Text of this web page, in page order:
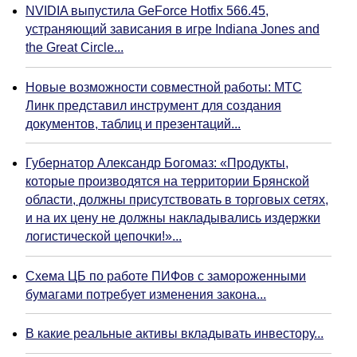
NVIDIA выпустила GeForce Hotfix 566.45,
устраняющий зависания в игре Indiana Jones and
the Great Circle...
Новые возможности совместной работы: МТС
Линк представил инструмент для создания
документов, таблиц и презентаций...
Губернатор Александр Богомаз: «Продукты,
которые производятся на территории Брянской
области, должны присутствовать в торговых сетях,
и на их цену не должны накладывались издержки
логистической цепочки!»...
Схема ЦБ по работе ПИФов с замороженными
бумагами потребует изменения закона...
В какие реальные активы вкладывать инвестору...